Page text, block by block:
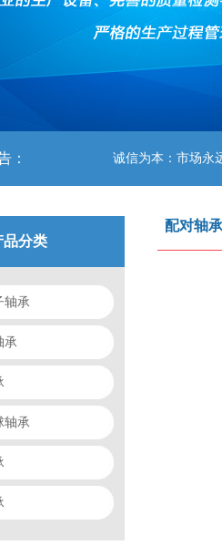
： 诚信为本：市场永远在
品分类
轴承
承
轴承
配对轴承